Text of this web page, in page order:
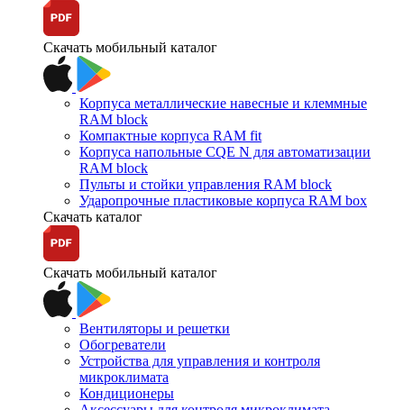
Скачать мобильный каталог
Корпуса металлические навесные и клеммные
RAM block
Компактные корпуса RAM fit
Корпуса напольные CQE N для автоматизации
RAM block
Пульты и стойки управления RAM block
Ударопрочные пластиковые корпуса RAM box
Скачать каталог
Скачать мобильный каталог
Вентиляторы и решетки
Обогреватели
Устройства для управления и контроля
микроклимата
Кондиционеры